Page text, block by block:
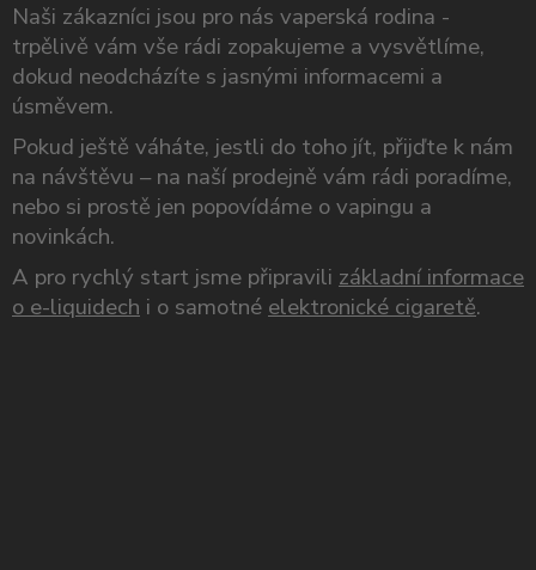
Naši zákazníci jsou pro nás vaperská rodina -
trpělivě vám vše rádi zopakujeme a vysvětlíme,
dokud neodcházíte s jasnými informacemi a
úsměvem.
Pokud ještě váháte, jestli do toho jít, přijďte k nám
na návštěvu – na naší prodejně vám rádi poradíme,
nebo si prostě jen popovídáme o vapingu a
novinkách.
A pro rychlý start jsme připravili základní informace
o e-liquidech i o samotné elektronické cigaretě.